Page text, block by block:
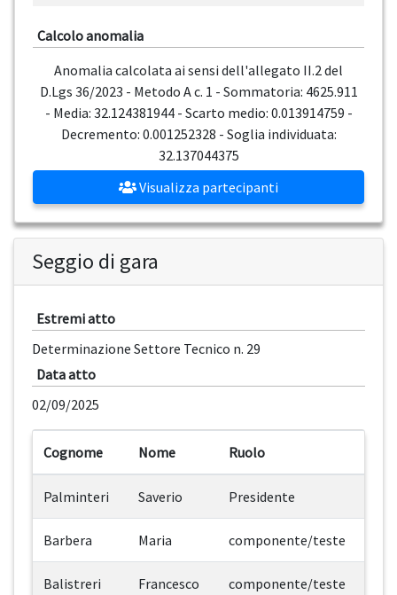
Calcolo anomalia
Anomalia calcolata ai sensi dell'allegato II.2 del
D.Lgs 36/2023 - Metodo A c. 1 - Sommatoria: 4625.911
- Media: 32.124381944 - Scarto medio: 0.013914759 -
Decremento: 0.001252328 - Soglia individuata:
32.137044375
Visualizza partecipanti
Seggio di gara
Estremi atto
Determinazione Settore Tecnico n. 29
Data atto
02/09/2025
Cognome Nome Ruolo
Palminteri Saverio Presidente
Barbera Maria componente/teste
Balistreri Francesco componente/teste